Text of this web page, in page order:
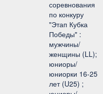
соревнования
по конкуру
"Этап Кубка
Победы" :
мужчины/
женщины (LL);
юниоры/
юниорки 16-25
лет (U25) ;